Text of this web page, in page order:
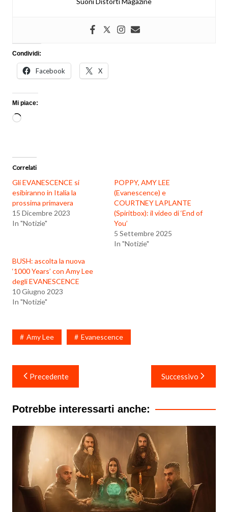
Condividi:
Facebook X
Mi piace:
Caricamento
Correlati
Gli EVANESCENCE si
esibiranno in Italia la
prossima primavera
15 Dicembre 2023
In "Notizie"
POPPY, AMY LEE
(Evanescence) e
COURTNEY LAPLANTE
(Spiritbox): il video di ‘End of
You’
5 Settembre 2025
In "Notizie"
BUSH: ascolta la nuova
‘1000 Years’ con Amy Lee
degli EVANESCENCE
10 Giugno 2023
In "Notizie"
Amy Lee Evanescence
Navigazione
articoli
Precedente Successivo
Potrebbe interessarti anche: